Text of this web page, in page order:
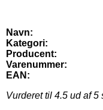
Navn:
Kategori:
Producent:
Varenummer:
EAN:
Vurderet til 4.5 ud af 5